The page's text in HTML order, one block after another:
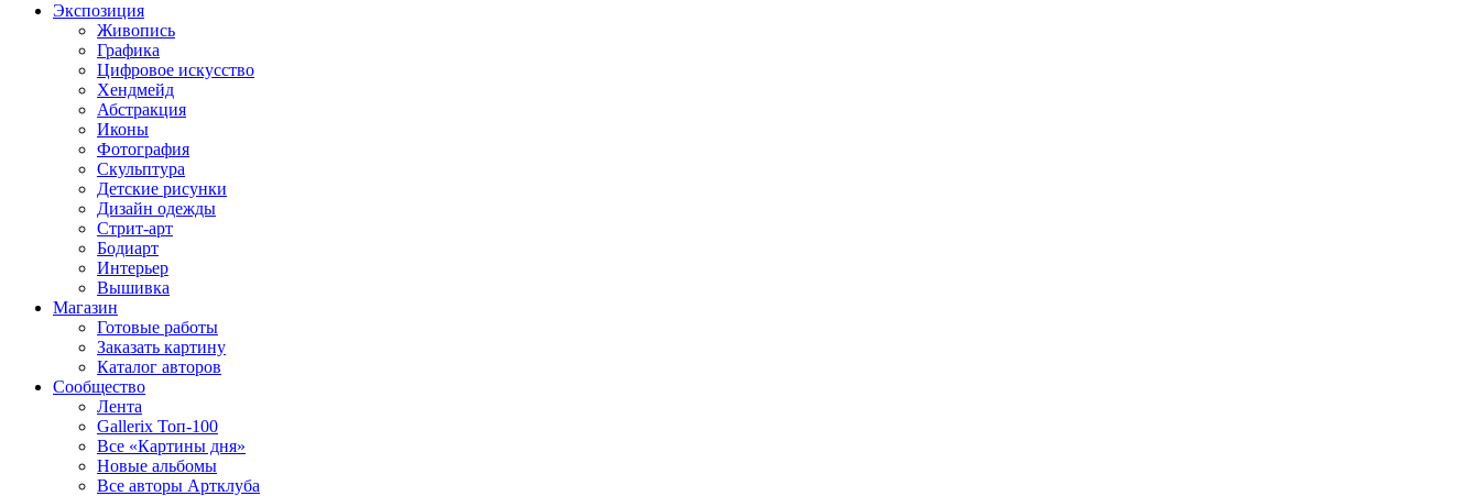
Экспозиция
Живопись
Графика
Цифровое искусство
Хендмейд
Абстракция
Иконы
Фотография
Скульптура
Детские рисунки
Дизайн одежды
Стрит-арт
Бодиарт
Интерьер
Вышивка
Магазин
Готовые работы
Заказать картину
Каталог авторов
Сообщество
Лента
Gallerix Топ-100
Все «Картины дня»
Новые альбомы
Все авторы Артклуба